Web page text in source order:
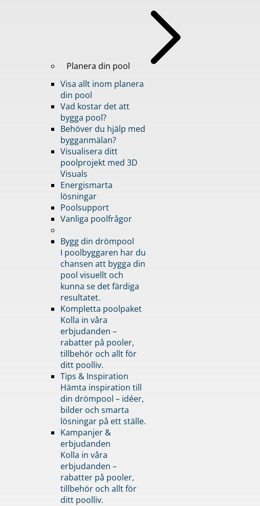
Planera din pool
Visa allt inom planera
din pool
Vad kostar det att
bygga pool?
Behöver du hjälp med
bygganmälan?
Visualisera ditt
poolprojekt med 3D
Visuals
Energismarta
lösningar
Poolsupport
Vanliga poolfrågor
Bygg din drömpool
I poolbyggaren har du
chansen att bygga din
pool visuellt och
kunna se det färdiga
resultatet.
Kompletta poolpaket
Kolla in våra
erbjudanden –
rabatter på pooler,
tillbehör och allt för
ditt poolliv.
Tips & Inspiration
Hämta inspiration till
din drömpool – idéer,
bilder och smarta
lösningar på ett ställe.
Kampanjer &
erbjudanden
Kolla in våra
erbjudanden –
rabatter på pooler,
tillbehör och allt för
ditt poolliv.